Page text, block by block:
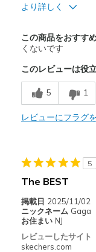
より詳しく
Sizing
この商品をおすす
くないです
このレビューは役
5 1
レビューにフラグ
5
The BEST
掲載日 2025/11/02
ニックネーム Gaga
お住まい NJ
レビューしたサイト
skechers.com